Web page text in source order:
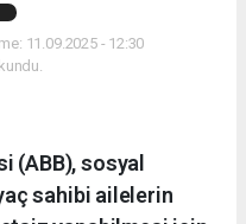
11.09.2025 - 12:30
(ABB), sosyal
sahibi ailelerin